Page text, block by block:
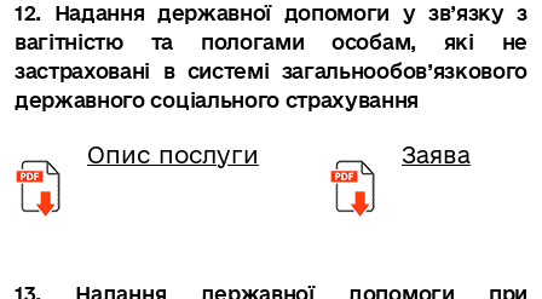
12. Надання державної допомоги у зв’язку з
вагітністю та пологами особам, які не
застраховані в системі загальнообов’язкового
державного соціального страхування
Опис послуги Заява
13. Надання державної допомоги при